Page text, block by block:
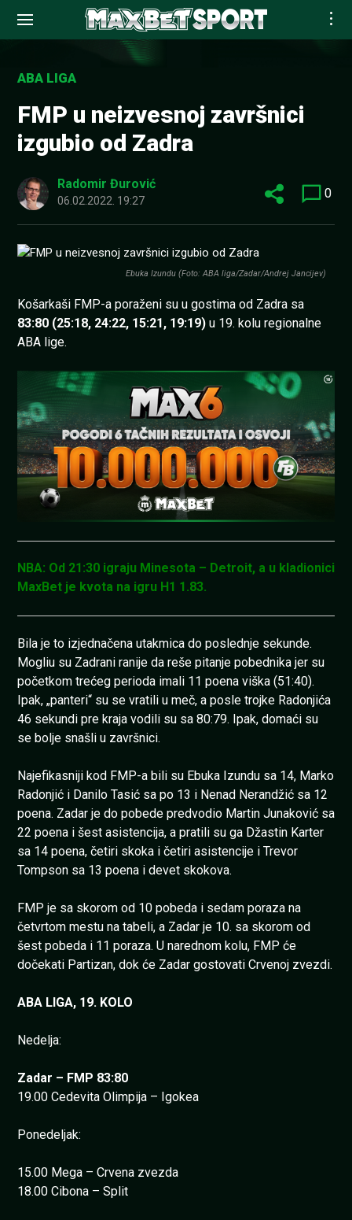
content
ABA LIGA
FMP u neizvesnoj završnici
izgubio od Zadra
Radomir Đurović
06.02.2022. 19:27 0
Ebuka Izundu (Foto: ABA liga/Zadar/Andrej Jancijev)
Košarkaši FMP-a poraženi su u gostima od Zadra sa
83:80 (25:18, 24:22, 15:21, 19:19) u 19. kolu regionalne
ABA lige.
NBA: Od 21:30 igraju Minesota – Detroit, a u kladionici
MaxBet je kvota na igru H1 1.83.
Bila je to izjednačena utakmica do poslednje sekunde.
Mogliu su Zadrani ranije da reše pitanje pobednika jer su
početkom trećeg perioda imali 11 poena viška (51:40).
Ipak, „panteri“ su se vratili u meč, a posle trojke Radonjića
46 sekundi pre kraja vodili su sa 80:79. Ipak, domaći su
se bolje snašli u završnici.
Najefikasniji kod FMP-a bili su Ebuka Izundu sa 14, Marko
Radonjić i Danilo Tasić sa po 13 i Nenad Nerandžić sa 12
poena. Zadar je do pobede predvodio Martin Junaković sa
22 poena i šest asistencija, a pratili su ga Džastin Karter
sa 14 poena, četiri skoka i četiri asistencije i Trevor
Tompson sa 13 poena i devet skokova.
FMP je sa skorom od 10 pobeda i sedam poraza na
četvrtom mestu na tabeli, a Zadar je 10. sa skorom od
šest pobeda i 11 poraza. U narednom kolu, FMP će
dočekati Partizan, dok će Zadar gostovati Crvenoj zvezdi.
ABA LIGA, 19. KOLO
Nedelja:
Zadar – FMP 83:80
19.00 Cedevita Olimpija – Igokea
Ponedeljak:
15.00 Mega – Crvena zvezda
18.00 Cibona – Split